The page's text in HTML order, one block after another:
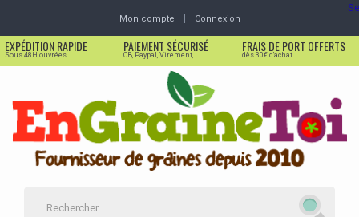
Mon compte Connexion
EXPÉDITION RAPIDE
Sous 48H ouvrées
PAIEMENT SÉCURISÉ
CB, Paypal, Virement,...
FRAIS DE PORT OFFERTS
dès 30€ d'achat